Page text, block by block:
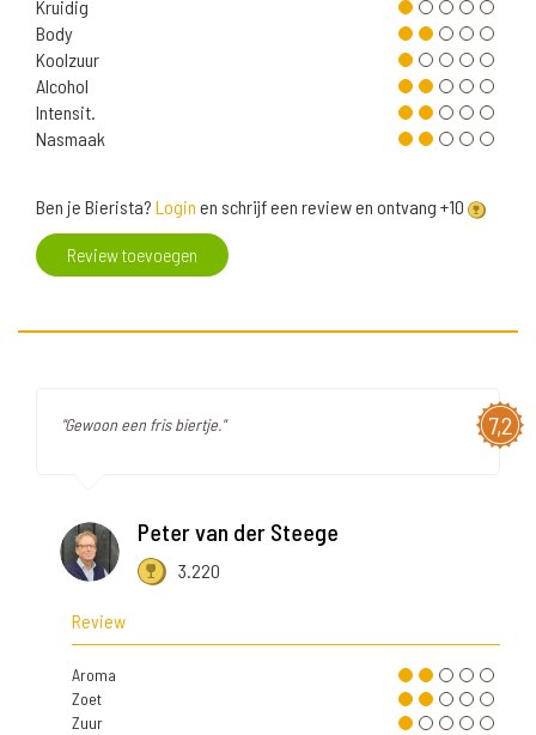
Kruidig
Body
Koolzuur
Alcohol
Intensit.
Nasmaak
Ben je Bierista? Login en schrijf een review en ontvang +10
Review toevoegen
7,2
"Gewoon een fris biertje."
Peter van der Steege
3.220
Review
Aroma
Zoet
Zuur